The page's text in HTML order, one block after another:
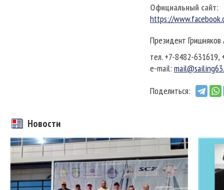
Официальный сайт:
https://
Президент
тел. +7-8482-631619,
e-mail:
Поделиться:
Новости